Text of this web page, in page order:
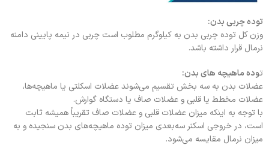
توده چربی بدن:
وزن کل توده چربی بدن به کیلوگرم مطلوب است چربی در نیمه پایینی دامنه
نرمال قرار داشته باشد.
توده ماهیچه های بدن:
عضلات بدن به سه بخش تقسیم می‌شوند عضلات اسکلتی یا ماهیچه‌ها،
عضلات مخطط یا قلبی و عضلات صاف یا دستگاه گوارش.
با توجه به اینکه میزان عضلات قلبی و عضلات صاف تقریباً همیشه ثابت
است، در خروجی اسکنر سه‌بعدی میزان توده ماهیچه‌های بدن سنجیده و به
میزان نرمال مقایسه می‌شود.